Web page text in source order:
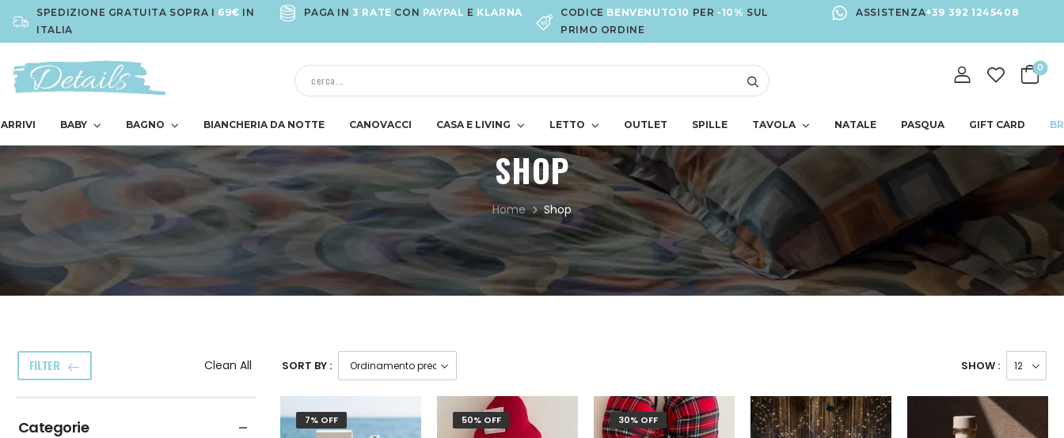
SPEDIZIONE GRATUITA SOPRA I 69€ IN
ITALIA
PAGA IN 3 RATE CON PAYPAL E KLARNA CODICE BENVENUTO10 PER -10% SUL
PRIMO ORDINE
ASSISTENZA+39 392 1245408
0
BABY BAGNO BIANCHERIA DA NOTTE CANOVACCI CASA E LIVING LETTO OUTLET SPILLE TAVOLA NATALE PASQUA GIFT CARD
SHOP
Home Shop
FILTER Clean All
Categorie
SORT BY : SHOW :
7% OFF 50% OFF 30% OFF